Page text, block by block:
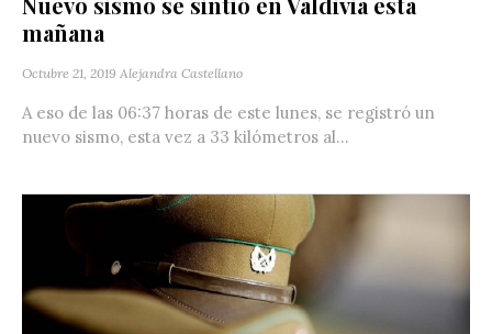
mañana
Octubre 21, 2019 Alejandra Castellano
A eso de las 06:37 horas de este lunes, se registró un
nuevo sismo, esta vez a 33 kilómetros al...